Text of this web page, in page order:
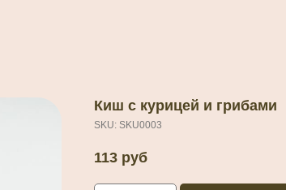
Киш с курицей и грибами
SKU: SKU0003
113 руб